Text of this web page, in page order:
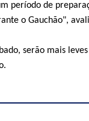
período de
o Gauchão",
serão mais